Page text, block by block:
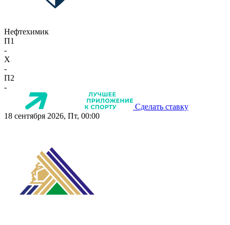
Нефтехимик
П1
-
X
-
П2
-
Сделать ставку
18 сентября 2026, Пт, 00:00